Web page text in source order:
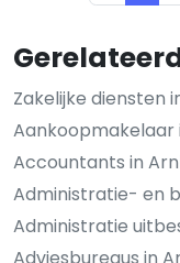
Zakelijke diensten
Aankoopmakelaar
Accountants in
Administratie- en
Administratie
Adviesbureaus in